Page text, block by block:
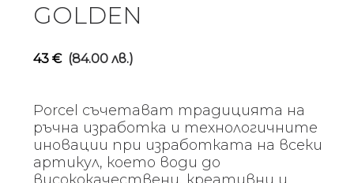
GOLDEN
43 € (84.00 лв.)
Porcel съчетават традицията на
ръчна изработка и технологичните
иновации при изработката на всеки
артикул, което води до